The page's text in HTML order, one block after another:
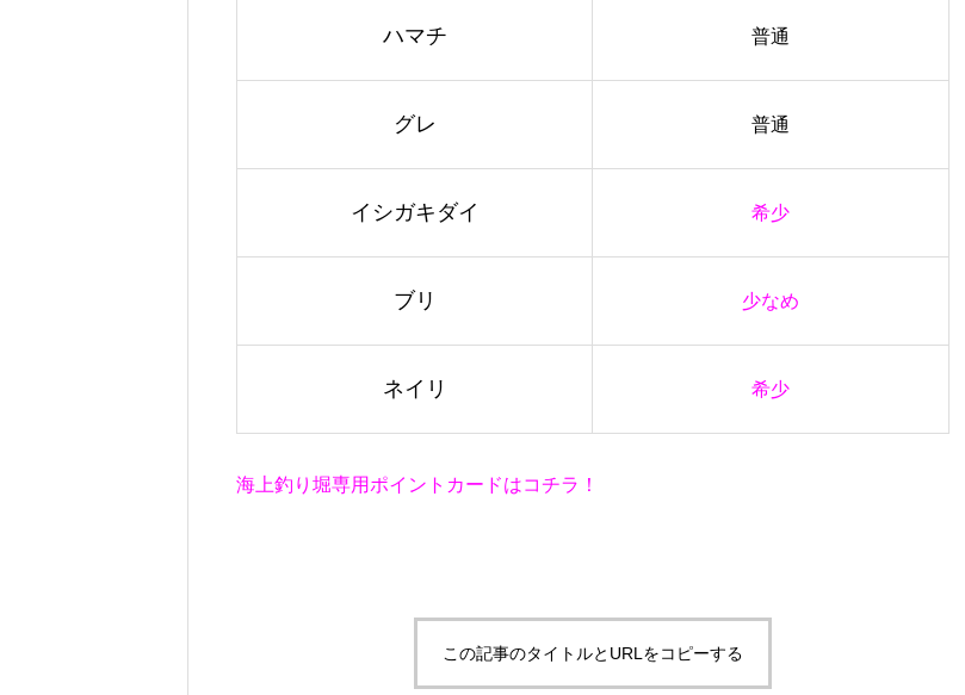
ハマチ 普通
グレ 普通
イシガキダイ 希少
ブリ 少なめ
ネイリ 希少
海上釣り堀専用ポイントカードはコチラ！
この記事のタイトルとURLをコピーする